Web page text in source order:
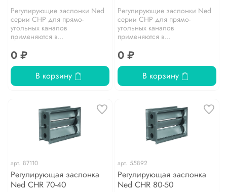
Регулирующие заслонки Ned
серии CHP для прямо­
угольных каналов
применяются в...
0 ₽
В корзину
Регулирующие заслонки Ned
серии CHP для прямо­
угольных каналов
применяются в...
0 ₽
В корзину
арт. 87110
Регулирующая заслонка
Ned CHR 70-40
арт. 55892
Регулирующая заслонка
Ned CHR 80-50